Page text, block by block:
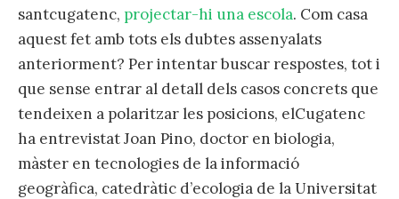
santcugatenc, projectar-hi una escola. Com casa
aquest fet amb tots els dubtes assenyalats
anteriorment? Per intentar buscar respostes, tot i
que sense entrar al detall dels casos concrets que
tendeixen a polaritzar les posicions, elCugatenc
ha entrevistat Joan Pino, doctor en biologia,
màster en tecnologies de la informació
geogràfica, catedràtic d’ecologia de la Universitat